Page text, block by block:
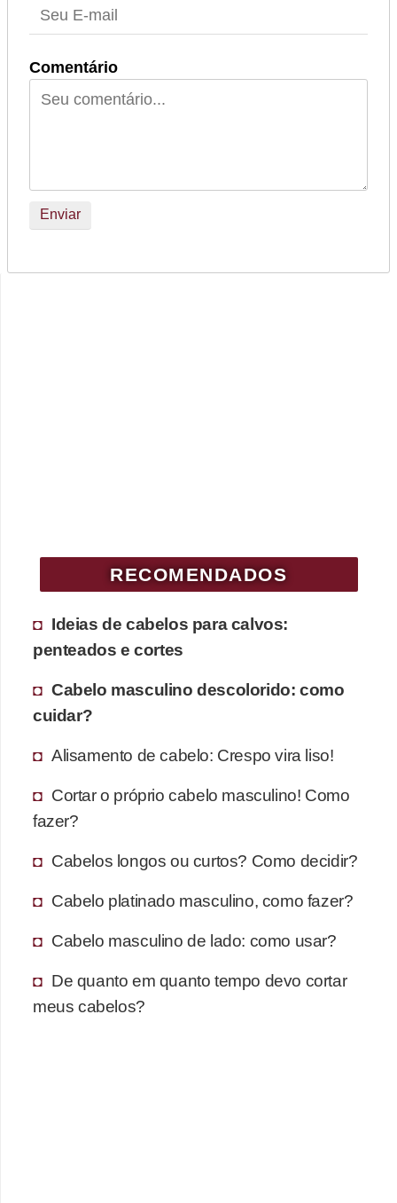
Comentário
RECOMENDADOS
Ideias de cabelos para calvos:
penteados e cortes
Cabelo masculino descolorido: como
cuidar?
Alisamento de cabelo: Crespo vira liso!
Cortar o próprio cabelo masculino! Como
fazer?
Cabelos longos ou curtos? Como decidir?
Cabelo platinado masculino, como fazer?
Cabelo masculino de lado: como usar?
De quanto em quanto tempo devo cortar
meus cabelos?